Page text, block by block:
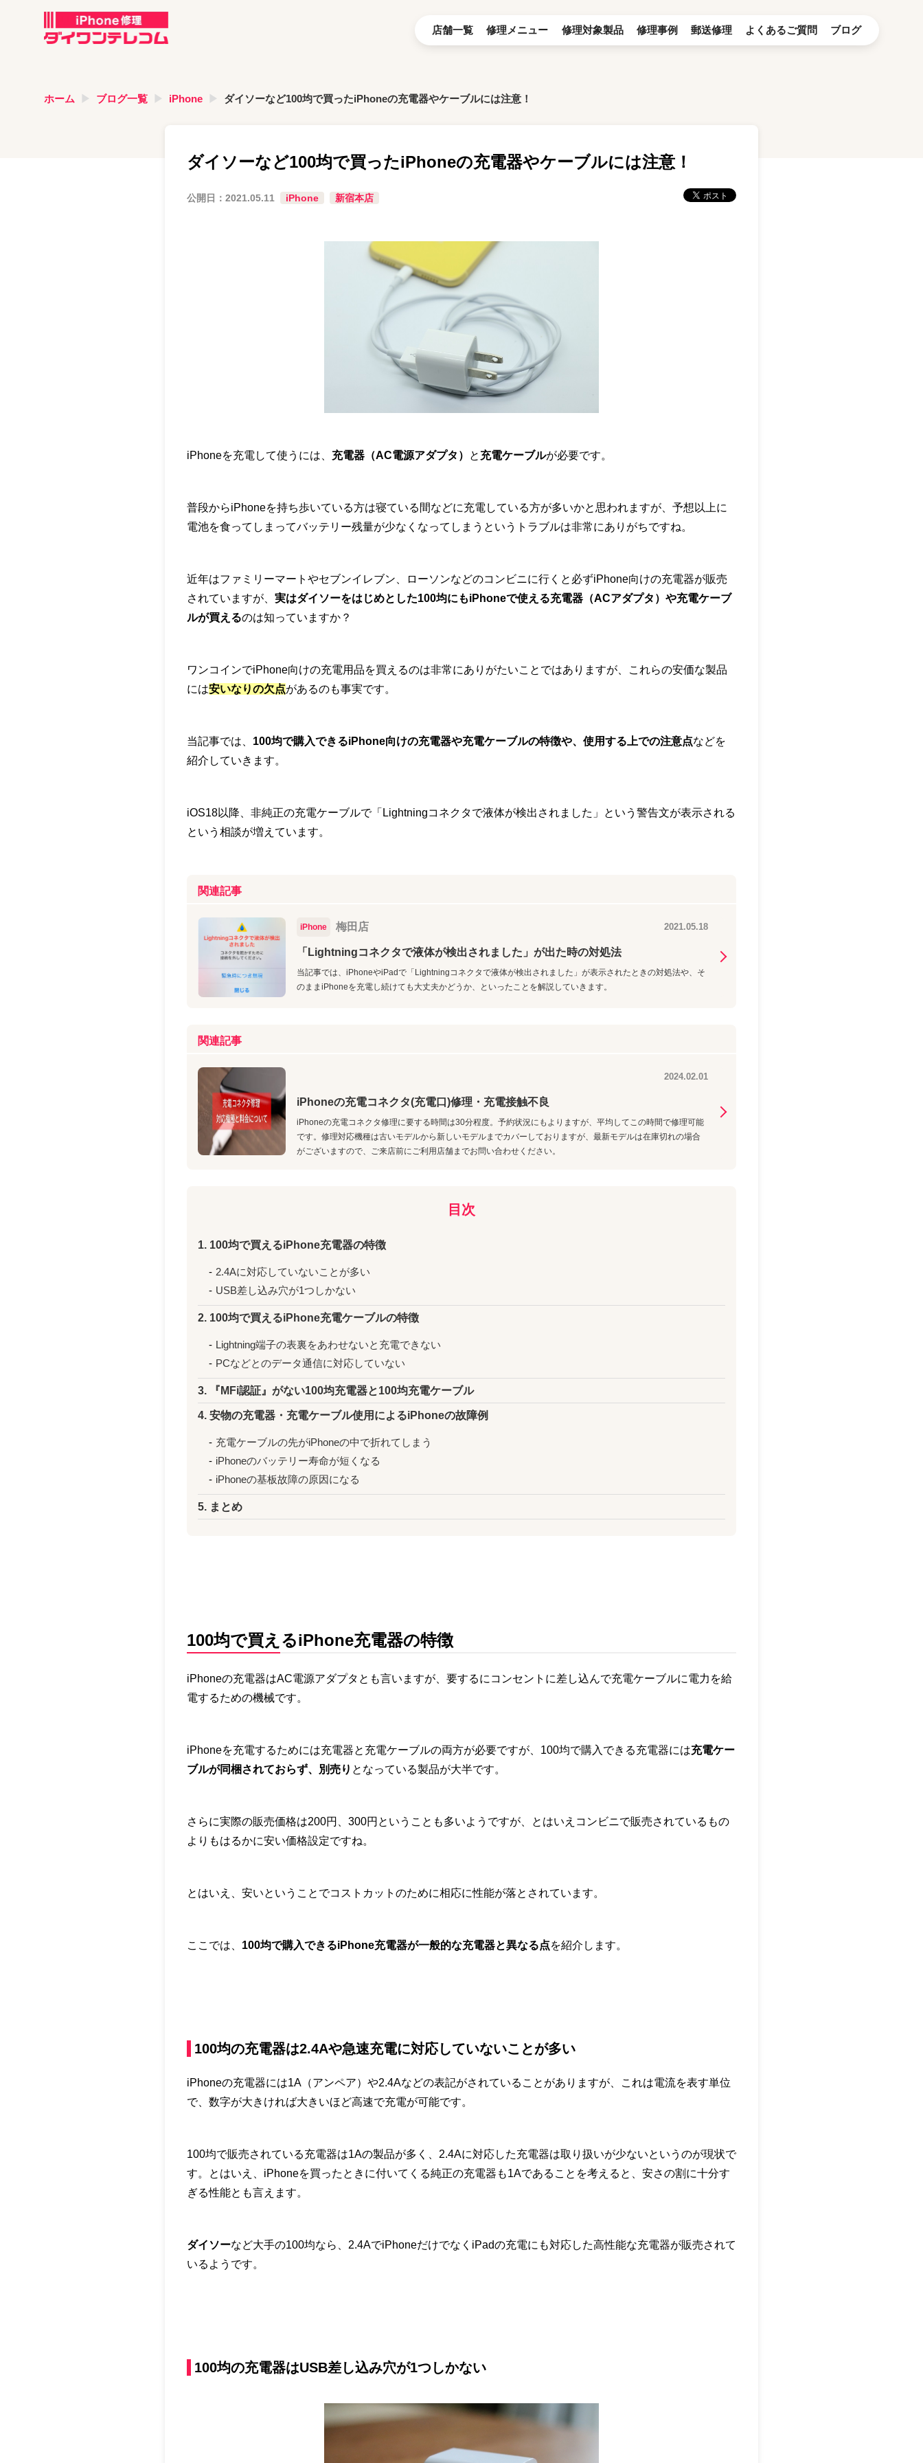
店舗一覧 修理メニュー 修理対象製品 修理事例 郵送修理 よくあるご質問 ブログ
ホーム ブログ一覧 iPhone ダイソーなど100均で買ったiPhoneの充電器やケーブルには注意！
ダイソーなど100均で買ったiPhoneの充電器やケーブルには注意！
公開日： 2021.05.11 iPhone 新宿本店
iPhoneを充電して使うには、 充電器（AC電源アダプタ） と 充電ケーブルが必要です。
普段からiPhoneを持ち歩いている方は寝ている間などに充電している方が多いかと思われますが、予想以上に
電池を食ってしまってバッテリー残量が少なくなってしまうというトラブルは非常にありがちですね。
近年はファミリーマートやセブンイレブン、ローソンなどのコンビニに行くと必ずiPhone向けの充電器が販売
されていますが、 実はダイソーをはじめとした100均にもiPhoneで使える充電器（ACアダプタ）や充電ケーブ
ルが買えるのは知っていますか？
ワンコインでiPhone向けの充電用品を買えるのは非常にありがたいことではありますが、これらの安価な製品
には安いなりの欠点があるのも事実です。
当記事では、 100均で購入できるiPhone向けの充電器や充電ケーブルの特徴や、使用する上での注意点などを
紹介していきます。
iOS18以降、非純正の充電ケーブルで「Lightningコネクタで液体が検出されました」という警告文が表示される
という相談が増えています。
関連記事
iPhone 梅田店 2021.05.18
「Lightningコネクタで液体が検出されました」が出た時の対処法
当記事では、iPhoneやiPadで「Lightningコネクタで液体が検出されました」が表示されたときの対処法や、そ
のままiPhoneを充電し続けても大丈夫かどうか、といったことを解説していきます。
関連記事
2024.02.01
iPhoneの充電コネクタ(充電口)修理・充電接触不良
iPhoneの充電コネクタ修理に要する時間は30分程度。予約状況にもよりますが、平均してこの時間で修理可能
です。修理対応機種は古いモデルから新しいモデルまでカバーしておりますが、最新モデルは在庫切れの場合
がございますので、ご来店前にご利用店舗までお問い合わせください。
目次
1. 100均で買えるiPhone充電器の特徴
2.4Aに対応していないことが多い
USB差し込み穴が1つしかない
2. 100均で買えるiPhone充電ケーブルの特徴
Lightning端子の表裏をあわせないと充電できない
PCなどとのデータ通信に対応していない
3. 『MFi認証』がない100均充電器と100均充電ケーブル
4. 安物の充電器・充電ケーブル使用によるiPhoneの故障例
充電ケーブルの先がiPhoneの中で折れてしまう
iPhoneのバッテリー寿命が短くなる
iPhoneの基板故障の原因になる
5. まとめ
100均で買えるiPhone充電器の特徴
iPhoneの充電器はAC電源アダプタとも言いますが、要するにコンセントに差し込んで充電ケーブルに電力を給
電するための機械です。
iPhoneを充電するためには充電器と充電ケーブルの両方が必要ですが、100均で購入できる充電器には充電ケー
ブルが同梱されておらず、別売り となっている製品が大半です。
さらに実際の販売価格は200円、300円ということも多いようですが、とはいえコンビニで販売されているもの
よりもはるかに安い価格設定ですね。
とはいえ、安いということでコストカットのために相応に性能が落とされています。
ここでは、 100均で購入できるiPhone充電器が一般的な充電器と異なる点を紹介します。
100均の充電器は2.4Aや急速充電に対応していないことが多い
iPhoneの充電器には1A（アンペア）や2.4Aなどの表記がされていることがありますが、これは電流を表す単位
で、数字が大きければ大きいほど高速で充電が可能です。
100均で販売されている充電器は1Aの製品が多く、2.4Aに対応した充電器は取り扱いが少ないというのが現状で
す。とはいえ、iPhoneを買ったときに付いてくる純正の充電器も1Aであることを考えると、安さの割に十分す
ぎる性能とも言えます。
ダイソーなど大手の100均なら、2.4AでiPhoneだけでなくiPadの充電にも対応した高性能な充電器が販売されて
いるようです。
100均の充電器はUSB差し込み穴が1つしかない